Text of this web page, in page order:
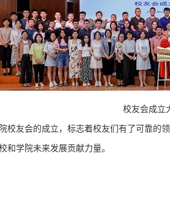
校友会成立
校友会的成立，标志着校友们有了可靠的
和学院未来发展贡献力量。